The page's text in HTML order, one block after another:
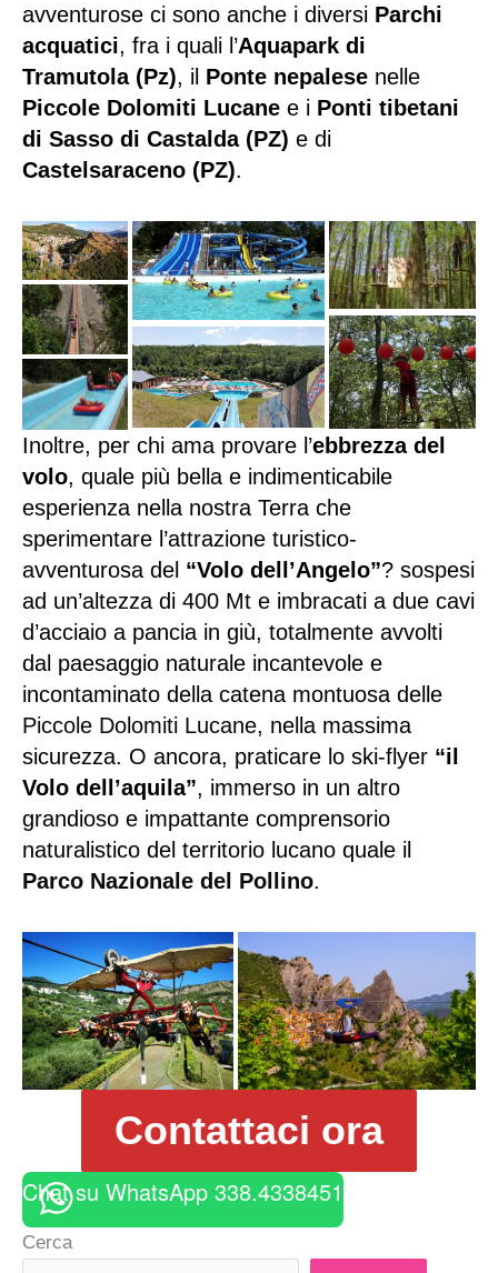
avventurose ci sono anche i diversi Parchi
acquatici, fra i quali l’Aquapark di
Tramutola (Pz), il Ponte nepalese nelle
Piccole Dolomiti Lucane e i Ponti tibetani
di Sasso di Castalda (PZ) e di
Castelsaraceno (PZ).
Inoltre, per chi ama provare l’ebbrezza del
volo, quale più bella e indimenticabile
esperienza nella nostra Terra che
sperimentare l’attrazione turistico-
avventurosa del “Volo dell’Angelo”? sospesi
ad un’altezza di 400 Mt e imbracati a due cavi
d’acciaio a pancia in giù, totalmente avvolti
dal paesaggio naturale incantevole e
incontaminato della catena montuosa delle
Piccole Dolomiti Lucane, nella massima
sicurezza. O ancora, praticare lo ski-flyer “il
Volo dell’aquila”, immerso in un altro
grandioso e impattante comprensorio
naturalistico del territorio lucano quale il
Parco Nazionale del Pollino.
Contattaci ora
Chat su WhatsApp 338.4338451
Cerca